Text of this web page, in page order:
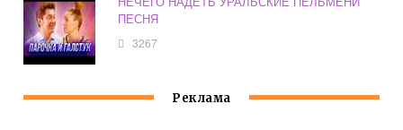
ПЕСНЯ
3267
Реклама